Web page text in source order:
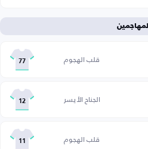
المهاجمين
قلب الهجوم 77
الجناح الأيسر 12
قلب الهجوم 11